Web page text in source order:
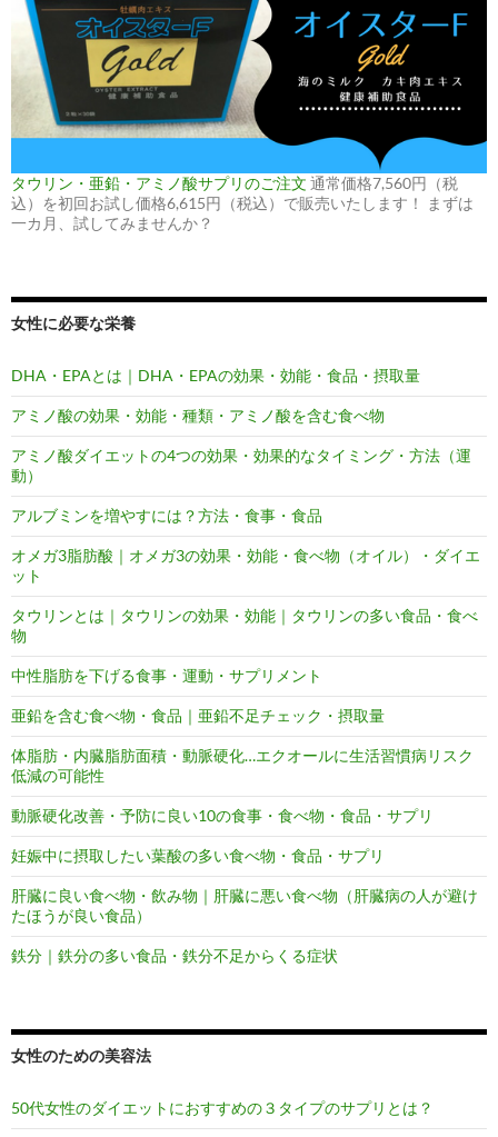
タウリン・亜鉛・アミノ酸サプリのご注文 通常価格7,560円（税
込）を初回お試し価格6,615円（税込）で販売いたします！ まずは
一カ月、試してみませんか？
女性に必要な栄養
DHA・EPAとは｜DHA・EPAの効果・効能・食品・摂取量
アミノ酸の効果・効能・種類・アミノ酸を含む食べ物
アミノ酸ダイエットの4つの効果・効果的なタイミング・方法（運
動）
アルブミンを増やすには？方法・食事・食品
オメガ3脂肪酸｜オメガ3の効果・効能・食べ物（オイル）・ダイエ
ット
タウリンとは｜タウリンの効果・効能｜タウリンの多い食品・食べ
物
中性脂肪を下げる食事・運動・サプリメント
亜鉛を含む食べ物・食品｜亜鉛不足チェック・摂取量
体脂肪・内臓脂肪面積・動脈硬化…エクオールに生活習慣病リスク
低減の可能性
動脈硬化改善・予防に良い10の食事・食べ物・食品・サプリ
妊娠中に摂取したい葉酸の多い食べ物・食品・サプリ
肝臓に良い食べ物・飲み物｜肝臓に悪い食べ物（肝臓病の人が避け
たほうが良い食品）
鉄分｜鉄分の多い食品・鉄分不足からくる症状
女性のための美容法
50代女性のダイエットにおすすめの３タイプのサプリとは？